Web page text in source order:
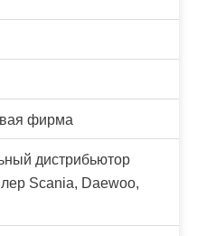
фирма
дистрибьютор
Scania, Daewoo,